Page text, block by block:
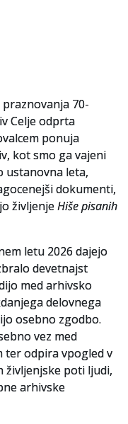
70-
Celje odprta
ponuja
kot smo ga vajeni
ustanovna leta,
dokumenti,
življenjeHiše pisanih
letu 2026 dajejo
devetnajst
med arhivsko
delovnega
osebno zgodbo.
vez med
ter odpira vpogled v
življenjske poti ljudi,
arhivske